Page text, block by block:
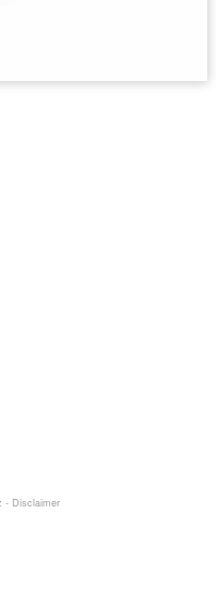
- Disclaimer